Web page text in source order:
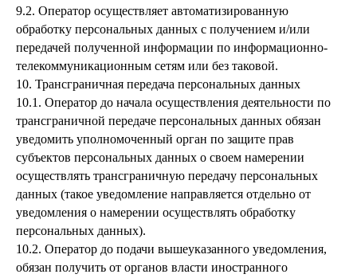
9.2. Оператор осуществляет автоматизированную
обработку персональных данных с получением и/или
передачей полученной информации по информационно-
телекоммуникационным сетям или без таковой.
10. Трансграничная передача персональных данных
10.1. Оператор до начала осуществления деятельности по
трансграничной передаче персональных данных обязан
уведомить уполномоченный орган по защите прав
субъектов персональных данных о своем намерении
осуществлять трансграничную передачу персональных
данных (такое уведомление направляется отдельно от
уведомления о намерении осуществлять обработку
персональных данных).
10.2. Оператор до подачи вышеуказанного уведомления,
обязан получить от органов власти иностранного